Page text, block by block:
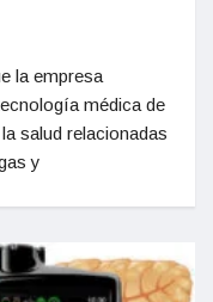
la empresa
médica de
salud relacionadas
y